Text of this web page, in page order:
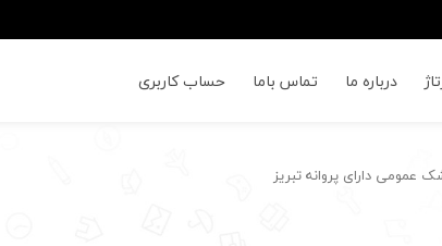
درباره ما تماس باما حساب کاربری
عمومی دارای پروانه تبریز